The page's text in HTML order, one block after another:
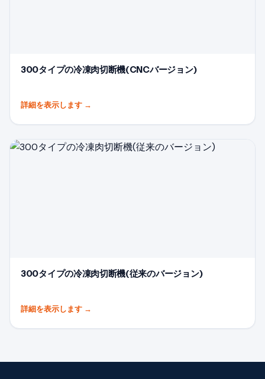
300タイプの冷凍肉切断機(CNCバージョン)
詳細を表示します →
300タイプの冷凍肉切断機(従来のバージョン)
詳細を表示します →